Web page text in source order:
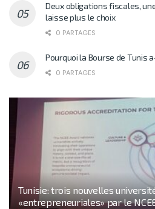
Deux obligations fiscales,
laisse plus le choix
0 PARTAGES
Pourquoi la Bourse de Tunis
0 PARTAGES
Tunisie: trois nouvelles
«entrepreneuriales» par le